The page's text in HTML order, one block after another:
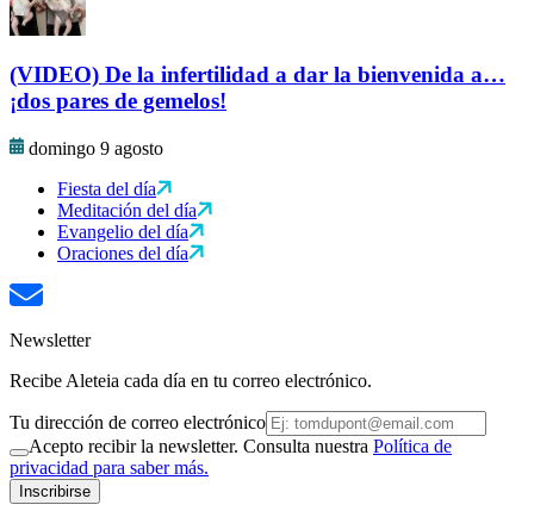
(VIDEO) De la infertilidad a dar la bienvenida a…
¡dos pares de gemelos!
domingo 9 agosto
Fiesta del día
Meditación del día
Evangelio del día
Oraciones del día
Newsletter
Recibe Aleteia cada día en tu correo electrónico.
Tu dirección de correo electrónico
Acepto recibir la newsletter. Consulta nuestra Política de
privacidad para saber más.
Inscribirse